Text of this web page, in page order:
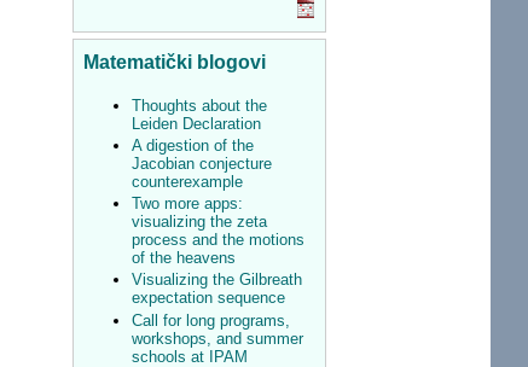
Matematički blogovi
Thoughts about the
Leiden Declaration
A digestion of the
Jacobian conjecture
counterexample
Two more apps:
visualizing the zeta
process and the motions
of the heavens
Visualizing the Gilbreath
expectation sequence
Call for long programs,
workshops, and summer
schools at IPAM